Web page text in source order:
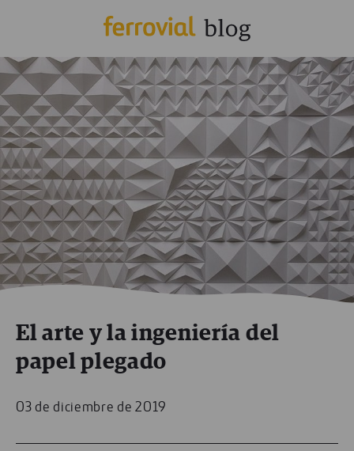
El arte y la ingeniería del
papel plegado
03 de diciembre de 2019